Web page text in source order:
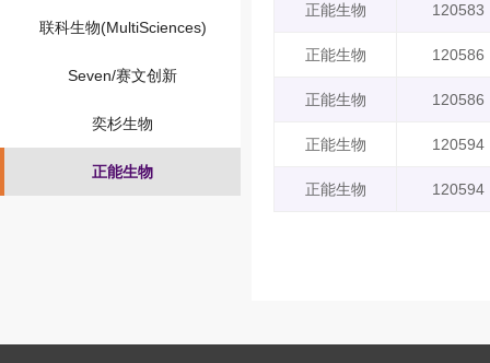
联科生物(MultiSciences)
Seven/赛文创新
奕杉生物
正能生物
正能生物 120583
正能生物 120586
正能生物 120586
正能生物 120594
正能生物 120594